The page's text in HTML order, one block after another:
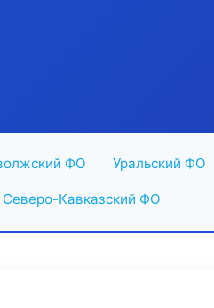
ФО Уральский ФО
Северо-Кавказский ФО